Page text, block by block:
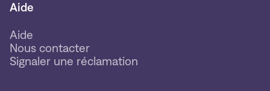
Aide
Aide
Nous contacter
Signaler une réclamation